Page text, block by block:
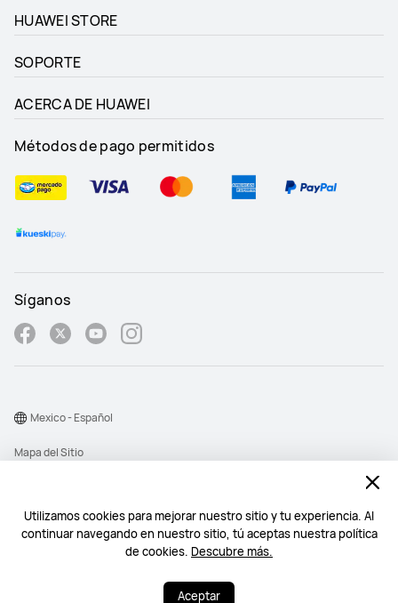
Utilizamos cookies para mejorar nuestro sitio y tu experiencia. Al
continuar navegando en nuestro sitio, tú aceptas nuestra política
de cookies. Descubre más.
Aceptar
HUAWEI STORE
SOPORTE
ACERCA DE HUAWEI
Métodos de pago permitidos
Síganos
©2026 Huawei Device Co., Ltd. All rights reserved.
Mapa del Sitio
Declaración de privacidad
Mexico - Español